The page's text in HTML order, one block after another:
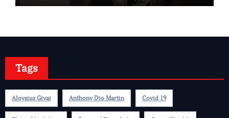
Tags
Aloysius Giyai Anthony Dio Martin Covid 19